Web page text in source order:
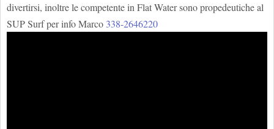
divertirsi, inoltre le competente in Flat Water sono propedeutiche al
SUP Surf per info Marco 338-2646220